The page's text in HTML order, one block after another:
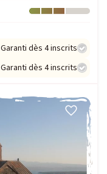
Garanti dès 4 inscrits
Garanti dès 4 inscrits